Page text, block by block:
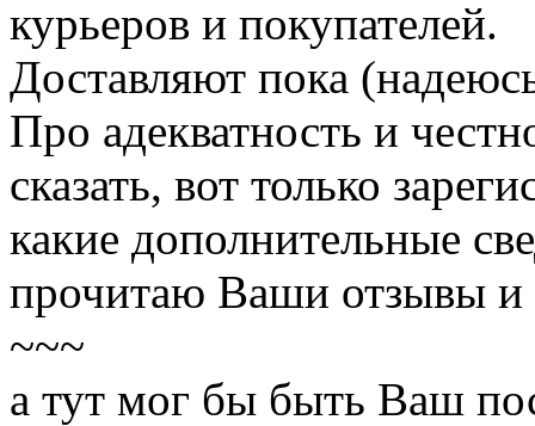
курьеров и покупателей.
Доставляют пока
Про адекватность и
сказать, вот только
какие дополнительные
прочитаю Ваши отзывы и
~~~
а тут мог бы быть Ваш